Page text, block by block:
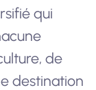
qui
de
destination